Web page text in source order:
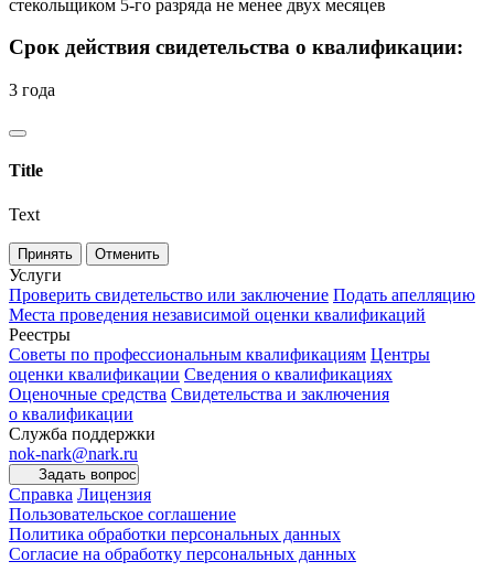
стекольщиком 5-го разряда не менее двух месяцев
Срок действия свидетельства о квалификации:
3 года
Title
Text
Принять Отменить
Услуги
Проверить свидетельство или заключение Подать апелляцию
Места проведения независимой оценки квалификаций
Реестры
Советы по профессиональным квалификациям Центры
оценки квалификации Сведения о квалификациях
Оценочные средства Свидетельства и заключения
о квалификации
Служба поддержки
nok-nark@nark.ru
Задать вопрос
Справка Лицензия
Пользовательское соглашение
Политика обработки персональных данных
Согласие на обработку персональных данных